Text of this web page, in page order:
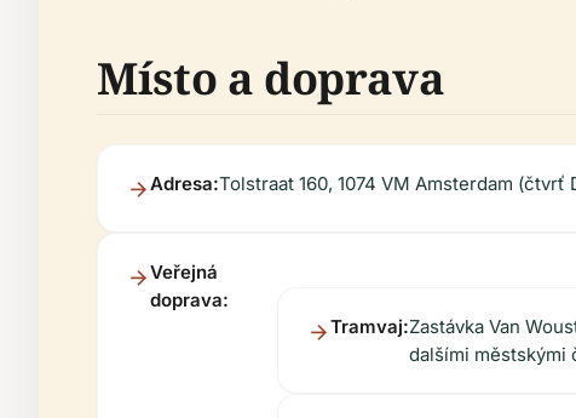
Místo a doprava
Adresa:Tolstraat 160, 1074 VM Amsterdam (čtvrť
Veřejná
doprava:
Tramvaj:Zastávka Van
dalšími městskými